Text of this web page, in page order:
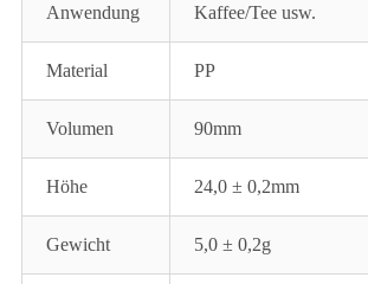
Anwendung Kaffee/Tee usw.
Material PP
Volumen 90mm
Höhe 24,0 ± 0,2mm
Gewicht 5,0 ± 0,2g